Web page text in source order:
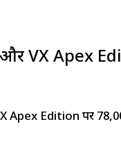
VX Apex
Apex Edition पर